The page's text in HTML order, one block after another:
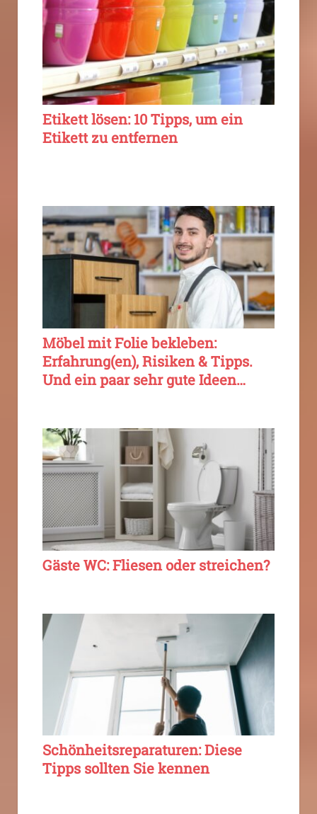
Etikett lösen: 10 Tipps, um ein
Etikett zu entfernen
Möbel mit Folie bekleben:
Erfahrung(en), Risiken & Tipps.
Und ein paar sehr gute Ideen…
Gäste WC: Fliesen oder streichen?
Schönheitsreparaturen: Diese
Tipps sollten Sie kennen